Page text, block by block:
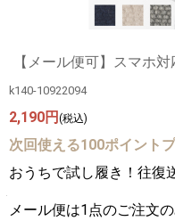
【メール便可】スマホ
k140-10922094
2,190円 (税込)
次回使える100ポイント
おうちで試し履き！往復
メール便は1点のご注文